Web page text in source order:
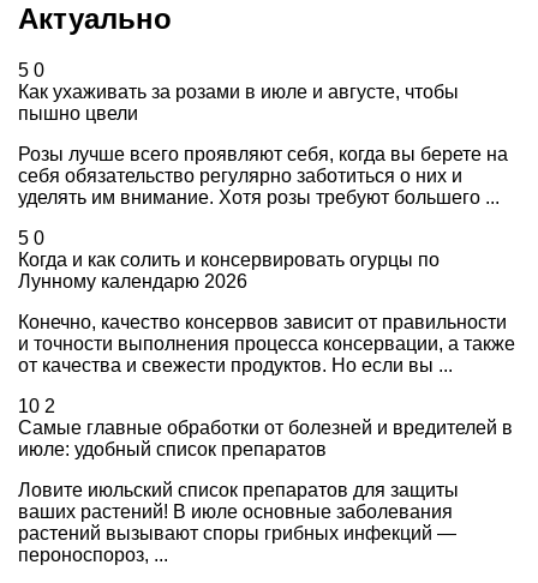
Актуально
5 0
Как ухаживать за розами в июле и августе, чтобы
пышно цвели
Розы лучше всего проявляют себя, когда вы берете на
себя обязательство регулярно заботиться о них и
уделять им внимание. Хотя розы требуют большего ...
5 0
Когда и как солить и консервировать огурцы по
Лунному календарю 2026
Конечно, качество консервов зависит от правильности
и точности выполнения процесса консервации, а также
от качества и свежести продуктов. Но если вы ...
10 2
Самые главные обработки от болезней и вредителей в
июле: удобный список препаратов
Ловите июльский список препаратов для защиты
ваших растений! В июле основные заболевания
растений вызывают споры грибных инфекций —
пероноспороз, ...